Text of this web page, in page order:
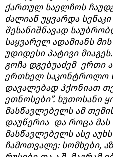
ქართულ საელჩოს
ძალიან უყვარდა
შესანიშნავად
საყვარელ ადამიანს
უდიდესი პატივი
გოჩა დგებუაძემ ერთი
ერთხელ საკონტროლო
დავალებად ჰქონიათ
ეთნოსები”. ხუთოსანი
მასწავლებელს ამ
დაუწერია და როცა მას
მასწავლებელს ასე
ჩამოთვალე: სომხები,